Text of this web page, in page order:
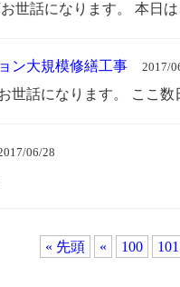
世話になります。 本日
ン大規模修繕工事 2017/
世話になります。 ここ
06/28
« 先頭 « 100 101